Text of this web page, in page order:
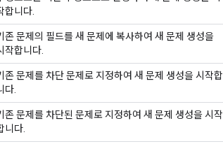
합니다.
존 문제의 필드를 새 문제에 복사하여 새 문제 생성을
작합니다.
존 문제를 차단 문제로 지정하여 새 문제 생성을 시작합
다.
존 문제를 차단된 문제로 지정하여 새 문제 생성을 시작
니다.